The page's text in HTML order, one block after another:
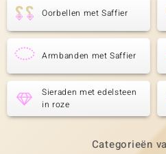
Oorbellen met Saffier
Armbanden met Saffier
Sieraden met edelsteen
in roze
Categorieën